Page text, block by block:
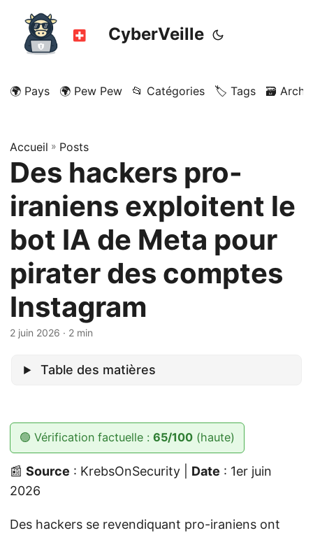
CyberVeille
🌍 Pays 🌍 Pew Pew 📂 Catégories 🏷️ Tags 🗃️
Accueil » Posts
Des hackers pro-
iraniens exploitent le
bot IA de Meta pour
pirater des comptes
Instagram
2 juin 2026 · 2 min
Table des matières
🟢 Vérification factuelle : 65/100(haute)
📰 Source : KrebsOnSecurity | Date : 1er juin
2026
Des hackers se revendiquant pro-iraniens ont